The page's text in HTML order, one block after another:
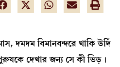
দমদম বিমানবন্দরে খাকি উর্দি
দেখার জন্য সে কী ভিড়।